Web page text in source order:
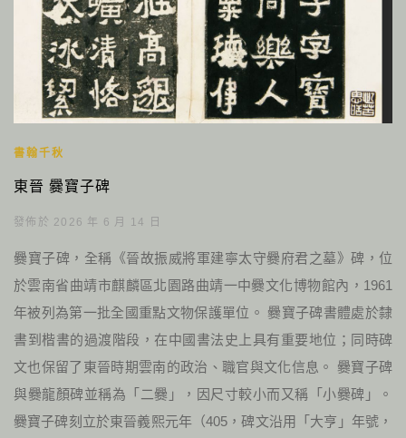
書翰千秋
東晉 爨寶子碑
發佈於 2026 年 6 月 14 日
爨寶子碑，全稱《晉故振威將軍建寧太守爨府君之墓》碑，位
於雲南省曲靖市麒麟區北園路曲靖一中爨文化博物館內，1961
年被列為第一批全國重點文物保護單位。 爨寶子碑書體處於隸
書到楷書的過渡階段，在中國書法史上具有重要地位；同時碑
文也保留了東晉時期雲南的政治、職官與文化信息。 爨寶子碑
與爨龍顏碑並稱為「二爨」，因尺寸較小而又稱「小爨碑」。
爨寶子碑刻立於東晉義熙元年（405，碑文沿用「大亨」年號，